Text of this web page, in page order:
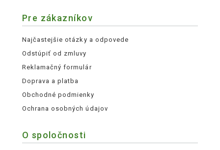
Pre zákazníkov
Najčastejšie otázky a odpovede
Odstúpiť od zmluvy
Reklamačný formulár
Doprava a platba
Obchodné podmienky
Ochrana osobných údajov
O spoločnosti